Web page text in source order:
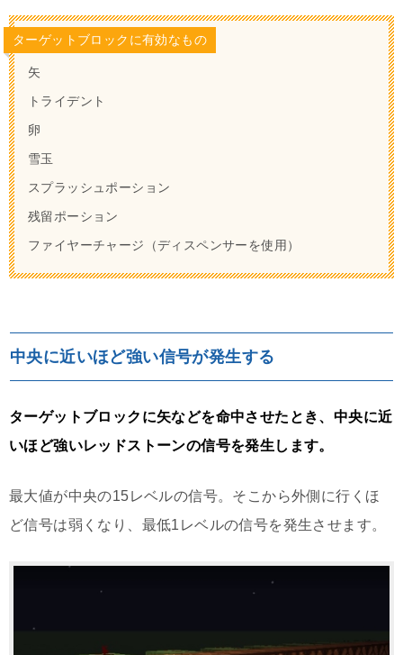
ターゲットブロックに有効なもの
矢
トライデント
卵
雪玉
スプラッシュポーション
残留ポーション
ファイヤーチャージ（ディスペンサーを使用）
中央に近いほど強い信号が発生する
ターゲットブロックに矢などを命中させたとき、中央に近
いほど強いレッドストーンの信号を発生します。
最大値が中央の15レベルの信号。そこから外側に行くほ
ど信号は弱くなり、最低1レベルの信号を発生させます。